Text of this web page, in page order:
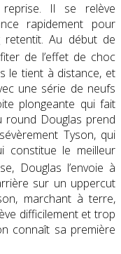
reprise. Il se relève
rapidement pour
retentit. Au début de
de l’effet de choc
le tient à distance, et
une série de neufs
plongeante qui fait
round Douglas prend
Tyson, qui
constitue le meilleur
Douglas l’envoie à
sur un uppercut
marchant à terre,
difficilement et trop
connaît sa première